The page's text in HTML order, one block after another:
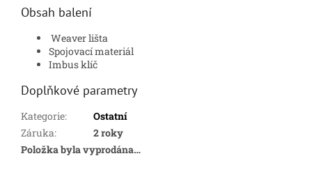
Obsah balení
Weaver lišta
Spojovací materiál
Imbus klíč
Doplňkové parametry
Kategorie:
Ostatní
Záruka:
2 roky
Položka byla vyprodána…